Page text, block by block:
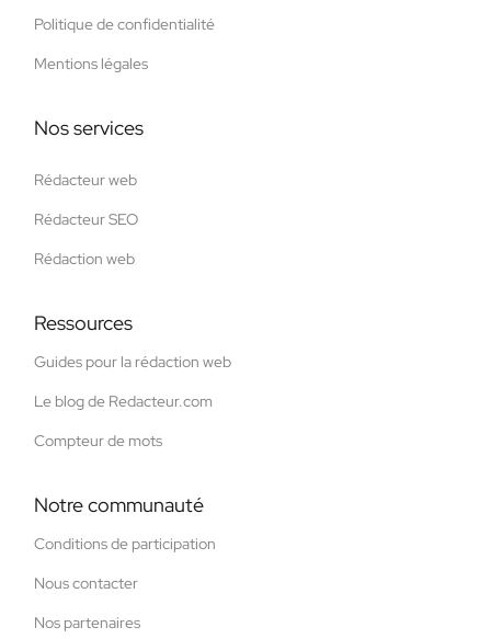
Politique de confidentialité
Mentions légales
Nos services
Rédacteur web
Rédacteur SEO
Rédaction web
Ressources
Guides pour la rédaction web
Le blog de Redacteur.com
Compteur de mots
Notre communauté
Conditions de participation
Nous contacter
Nos partenaires